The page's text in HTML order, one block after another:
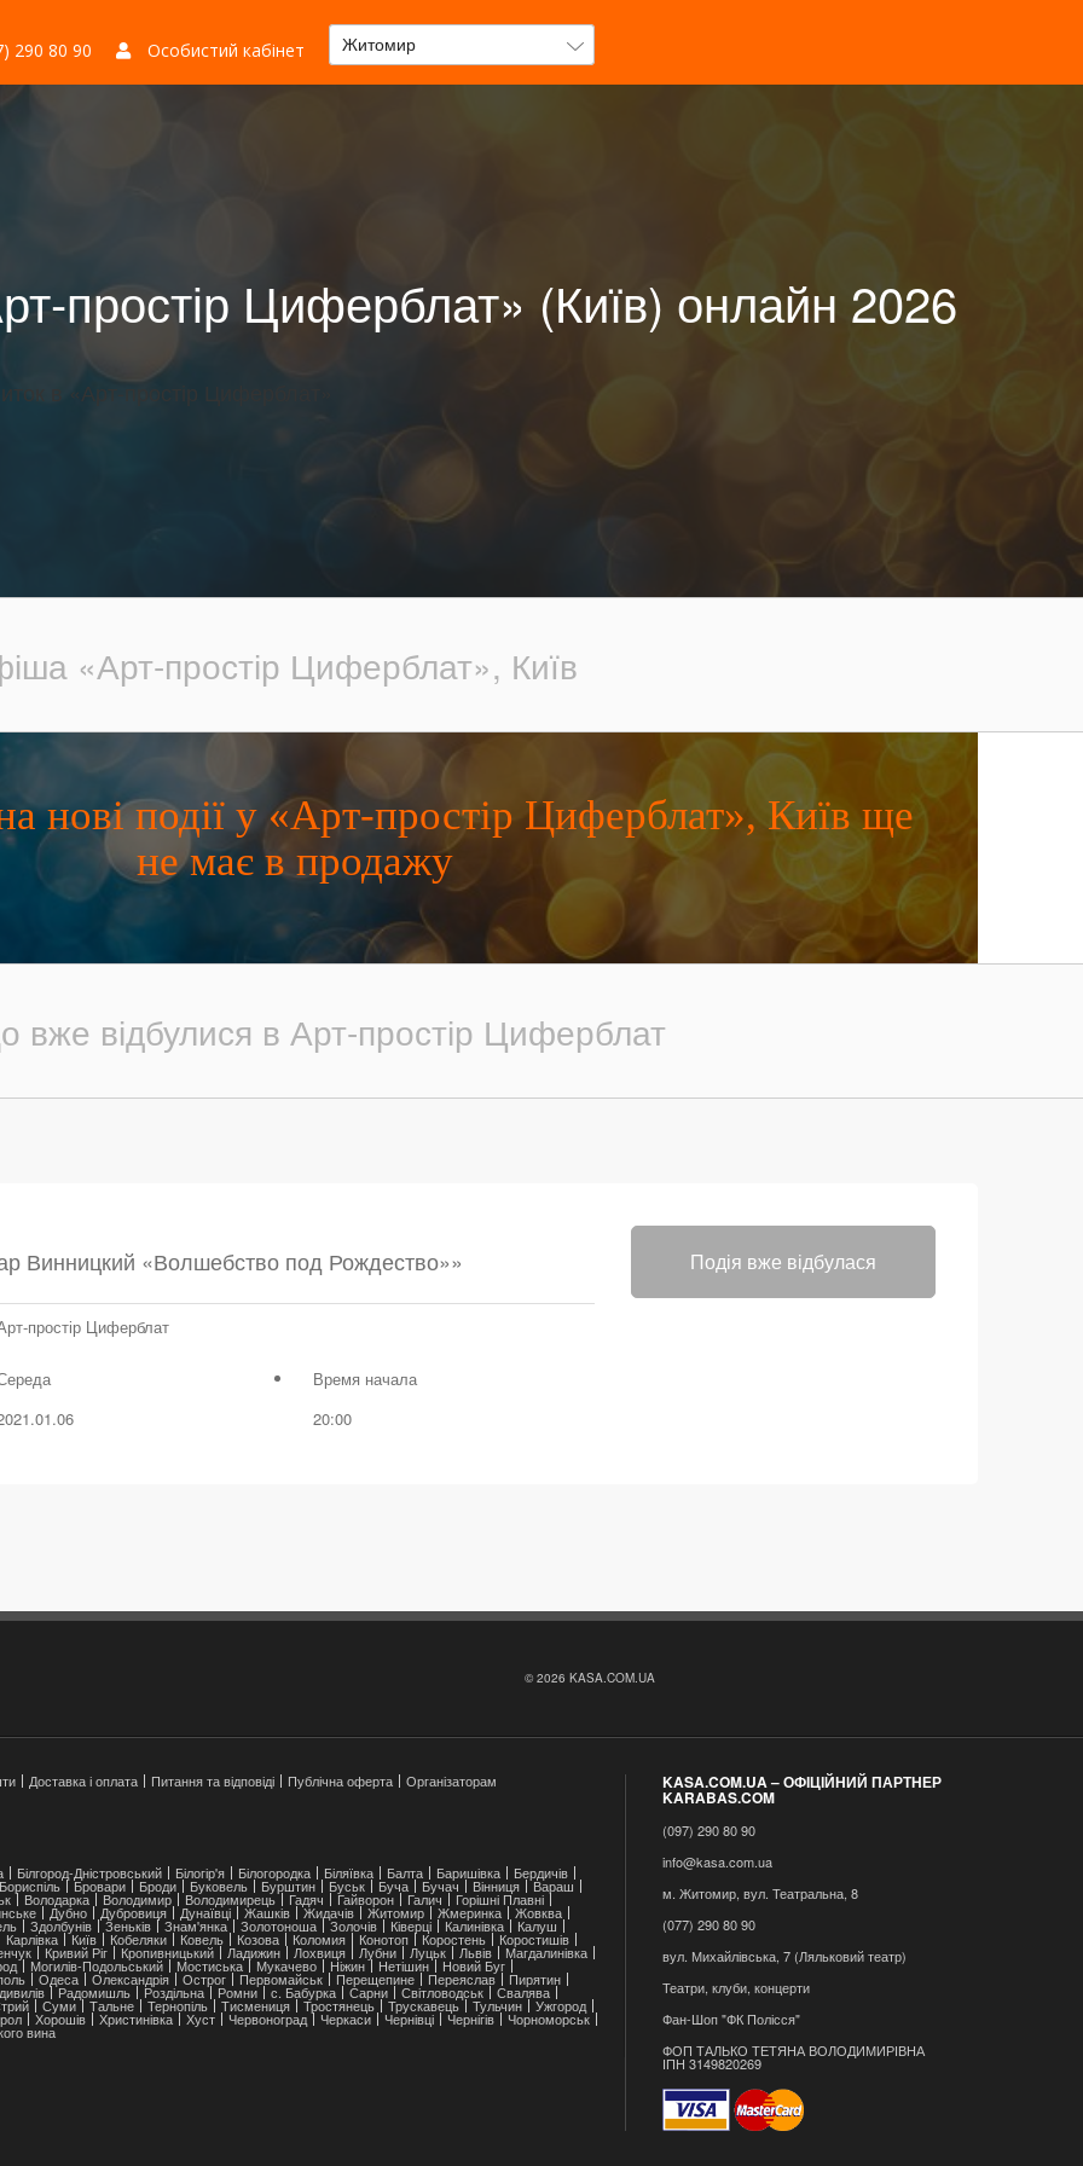
290 80 90 Особистий кабінет Житомир
простір Циферблат» (Київ) онлайн 2026
в «Арт-простір Циферблат»
«Арт-простір Циферблат», Київ
нові події у «Арт-простір Циферблат», Київ ще
не має в продажу
вже відбулися в Арт-простір Циферблат
Винницкий «Волшебство под Рождество»»
простір Циферблат
Время начала
20:00
Подія вже відбулася
© 2026 KASA.COM.UA
Доставка і оплата Питання та відповіді Публічна оферта Організаторам
Білгород-Дністровський Білогір'я Білогородка Біляївка Балта Баришівка Бердичів
Бориспіль Бровари Броди Буковель Бурштин Буськ Буча Бучач Вінниця Вараш
Володарка Володимир Володимирець Гадяч Гайворон Галич Горішні Плавні
Дубно Дубровиця Дунаївці Жашків Жидачів Житомир Жмеринка Жовква
Здолбунів Зеньків Знам'янка Золотоноша Золочів Ківерці Калинівка Калуш
Карлівка Київ Кобеляки Ковель Козова Коломия Конотоп Коростень Коростишів
Кривий Ріг Кропивницький Ладижин Лохвиця Лубни Луцьк Львів Магдалинівка
Могилів-Подольський Мостиська Мукачево Ніжин Нетішин Новий Буг
Одеса Олександрія Острог Первомайськ Перещепине Переяслав Пирятин
Радомишль Роздільна Ромни с. Бабурка Сарни Світловодськ Свалява
Суми Тальне Тернопіль Тисмениця Тростянець Трускавець Тульчин Ужгород
Хорошів Христинівка Хуст Червоноград Черкаси Чернівці Чернігів Чорноморськ
вина
KASA.COM.UA – ОФІЦІЙНИЙ ПАРТНЕР
KARABAS.COM
(097) 290 80 90
info@kasa.com.ua
м. Житомир, вул. Театральна, 8
(077) 290 80 90
вул. Михайлівська, 7 (Ляльковий театр)
Театри, клуби, концерти
Фан-Шоп "ФК Полісся"
ФОП ТАЛЬКО ТЕТЯНА ВОЛОДИМИРІВНА
ІПН 3149820269